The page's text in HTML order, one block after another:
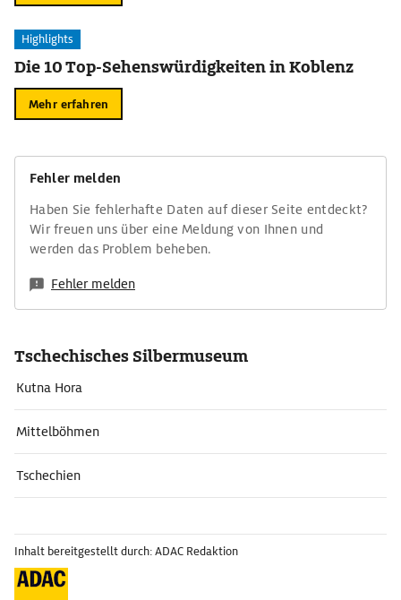
Highlights
Die 10 Top-Sehenswürdigkeiten in Koblenz
Mehr erfahren
Fehler melden
Haben Sie fehlerhafte Daten auf dieser Seite entdeckt?
Wir freuen uns über eine Meldung von Ihnen und
werden das Problem beheben.
Fehler melden
Tschechisches Silbermuseum
Kutna Hora
Mittelböhmen
Tschechien
Inhalt bereitgestellt durch: ADAC Redaktion